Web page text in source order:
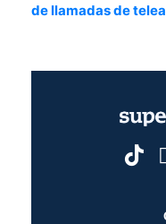
de llamadas de